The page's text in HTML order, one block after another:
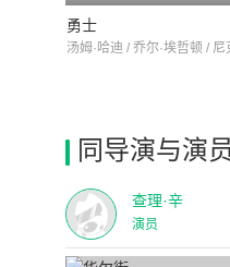
勇士
同导演与演
查理·辛
演员